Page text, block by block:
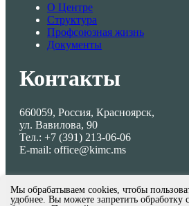
О Центре
Структура
Профсоюзная жизнь
Документы
Контакты
660059, Россия, Красноярск,
ул. Вавилова, 90
Тел.: +7 (391) 213-06-06
E-mail: office@kimc.ms
Мы обрабатываем cookies, чтобы
удобнее. Вы можете запретить обработку